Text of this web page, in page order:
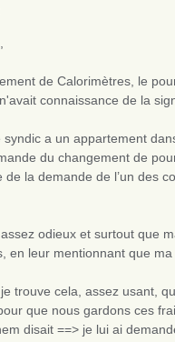
de Calorimètres, le
connaissance de la
syndic a un appartement
du changement de
de la demande de l’un des
odieux et surtout que
en leur mentionnant que
trouve cela, assez usant,
que nous gardons ces
disait ==> je lui ai